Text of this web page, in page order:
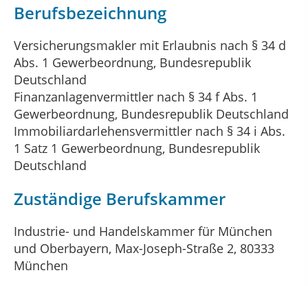
Berufsbezeichnung
Versicherungsmakler mit Erlaubnis nach § 34 d
Abs. 1 Gewerbeordnung, Bundesrepublik
Deutschland
Finanzanlagenvermittler nach § 34 f Abs. 1
Gewerbeordnung, Bundesrepublik Deutschland
Immobiliardarlehensvermittler nach § 34 i Abs.
1 Satz 1 Gewerbeordnung, Bundesrepublik
Deutschland
Zuständige Berufskammer
Industrie- und Handelskammer für München
und Oberbayern, Max-Joseph-Straße 2, 80333
München